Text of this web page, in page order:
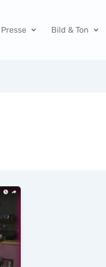
Presse Bild & Ton